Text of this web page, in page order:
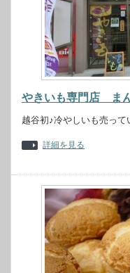
やきいも専門店 ま
越谷初♪冷やしいも売って
詳細を見る